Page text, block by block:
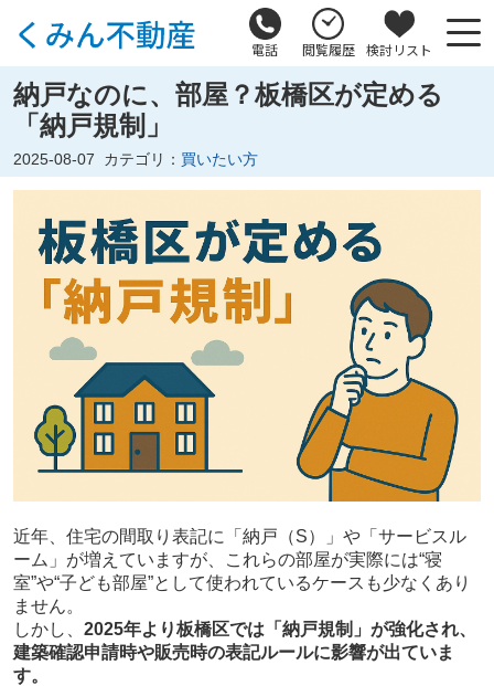
電話 閲覧履歴 検討リスト
納戸なのに、部屋？板橋区が定める
「納戸規制」
2025-08-07 カテゴリ： 買いたい方
近年、住宅の間取り表記に「納戸（S）」や「サービスル
ーム」が増えていますが、これらの部屋が実際には“寝
室”や“子ども部屋”として使われているケースも少なくあり
ません。
しかし、 2025年より板橋区では「納戸規制」が強化され、
建築確認申請時や販売時の表記ルールに影響が出ていま
す。